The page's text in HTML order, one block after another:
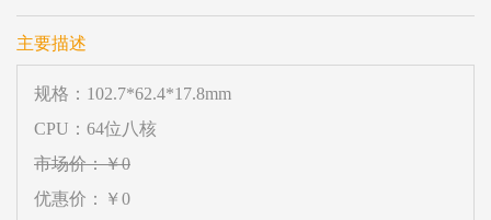
主要描述
规格：102.7*62.4*17.8mm
CPU：64位八核
市场价：￥0
优惠价：￥0